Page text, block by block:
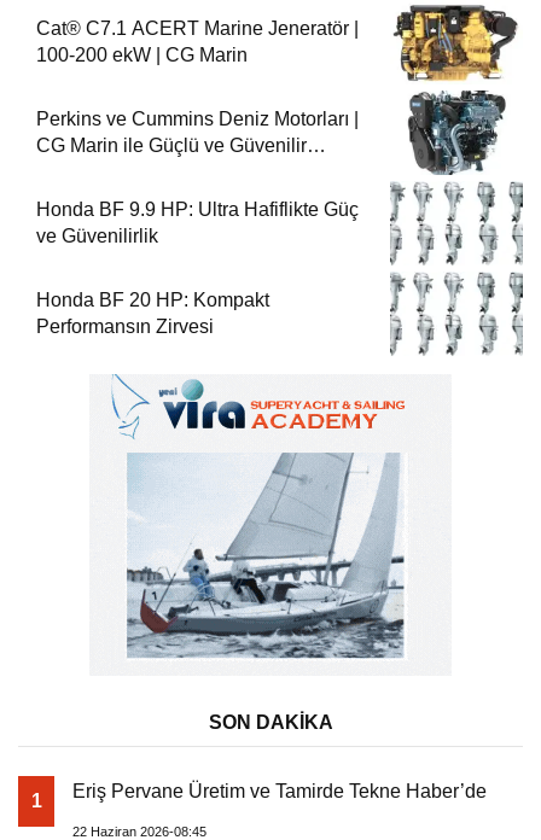
Cat® C7.1 ACERT Marine Jeneratör |
100-200 ekW | CG Marin
Perkins ve Cummins Deniz Motorları |
CG Marin ile Güçlü ve Güvenilir
Honda BF 9.9 HP: Ultra Hafiflikte Güç
ve Güvenilirlik
Honda BF 20 HP: Kompakt
Performansın Zirvesi
SON DAKİKA
1 Eriş Pervane Üretim ve Tamirde Tekne Haber’de
22 Haziran 2026-08:45